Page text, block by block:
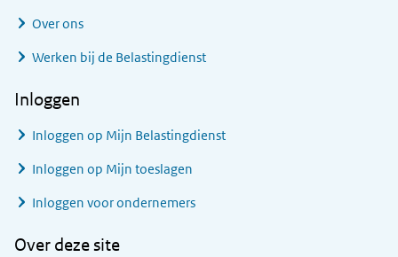
Over ons
Werken bij de Belastingdienst
Inloggen
Inloggen op Mijn Belastingdienst
Inloggen op Mijn toeslagen
Inloggen voor ondernemers
Over deze site